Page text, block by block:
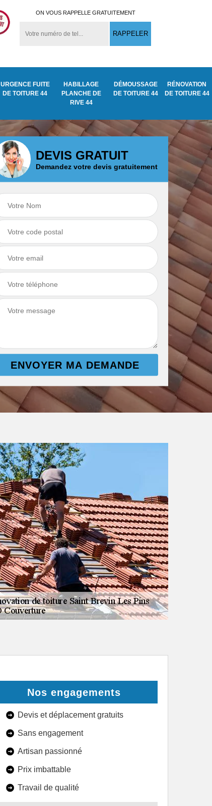
ON VOUS RAPPELLE GRATUITEMENT
URGENCE FUITE
DE TOITURE 44
HABILLAGE
PLANCHE DE
RIVE 44
DÉMOUSSAGE
DE TOITURE 44
RÉNOVATION
DE TOITURE 44
Traitement anti
Démoussage
nettoyage de tuile
44
DEVIS GRATUIT
Demandez votre devis gratuitement
Nos engagements
Devis et déplacement gratuits
Sans engagement
Artisan passionné
Prix imbattable
Travail de qualité